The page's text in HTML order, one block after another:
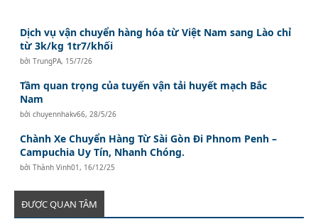
Dịch vụ vận chuyển hàng hóa từ Việt Nam sang Lào chỉ
từ 3k/kg 1tr7/khối
bởiTrungPA, 15/7/26
Tầm quan trọng của tuyến vận tải huyết mạch Bắc
Nam
bởichuyennhakv66, 28/5/26
Chành Xe Chuyển Hàng Từ Sài Gòn Đi Phnom Penh –
Campuchia Uy Tín, Nhanh Chóng.
bởiThành Vinh01 , 16/12/25
ĐƯỢC QUAN TÂM